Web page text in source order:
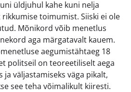
üldjuhul kahe kuni nelja
toimumist. Siiski ei ole
Mõnikord võib menetlus
aga märgatavalt kauem.
aegumistähtaeg 18
politseil on teoreetiliselt aega
väljastamiseks väga pikalt,
see teha võimalikult kiiresti.